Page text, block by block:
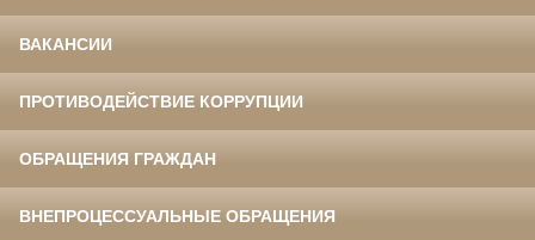
ВАКАНСИИ
ПРОТИВОДЕЙСТВИЕ КОРРУПЦИИ
ОБРАЩЕНИЯ ГРАЖДАН
ВНЕПРОЦЕССУАЛЬНЫЕ ОБРАЩЕНИЯ